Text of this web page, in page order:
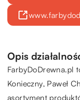
Opis
FarbyDoDrewna.pl
Konieczny, Paweł
asortyment